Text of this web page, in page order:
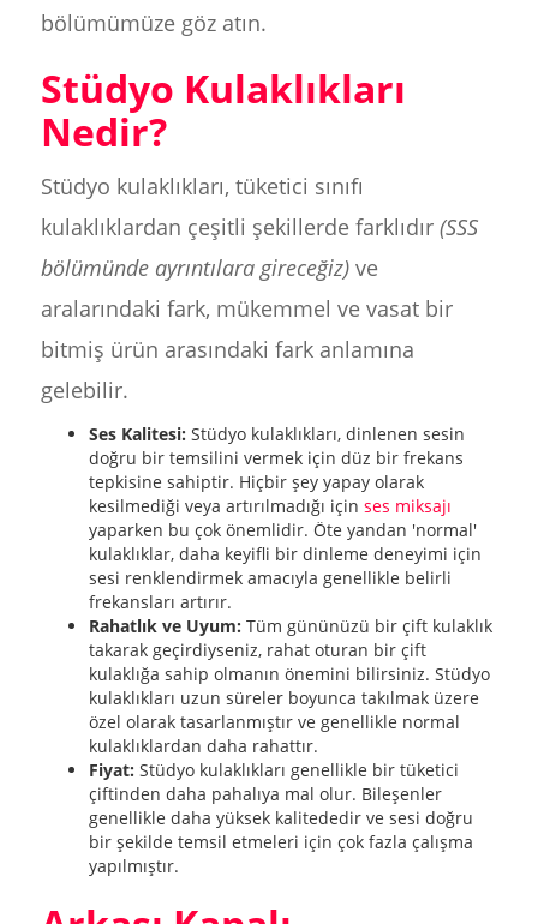
bölümümüze göz atın.
Stüdyo Kulaklıkları
Nedir?
Stüdyo kulaklıkları, tüketici sınıfı
kulaklıklardan çeşitli şekillerde farklıdır (SSS
bölümünde ayrıntılara gireceğiz)ve
aralarındaki fark, mükemmel ve vasat bir
bitmiş ürün arasındaki fark anlamına
gelebilir.
Ses Kalitesi: Stüdyo kulaklıkları, dinlenen sesin
doğru bir temsilini vermek için düz bir frekans
tepkisine sahiptir. Hiçbir şey yapay olarak
kesilmediği veya artırılmadığı için ses miksajı
yaparken bu çok önemlidir. Öte yandan 'normal'
kulaklıklar, daha keyifli bir dinleme deneyimi için
sesi renklendirmek amacıyla genellikle belirli
frekansları artırır.
Rahatlık ve Uyum: Tüm gününüzü bir çift kulaklık
takarak geçirdiyseniz, rahat oturan bir çift
kulaklığa sahip olmanın önemini bilirsiniz. Stüdyo
kulaklıkları uzun süreler boyunca takılmak üzere
özel olarak tasarlanmıştır ve genellikle normal
kulaklıklardan daha rahattır.
Fiyat: Stüdyo kulaklıkları genellikle bir tüketici
çiftinden daha pahalıya mal olur. Bileşenler
genellikle daha yüksek kalitededir ve sesi doğru
bir şekilde temsil etmeleri için çok fazla çalışma
yapılmıştır.